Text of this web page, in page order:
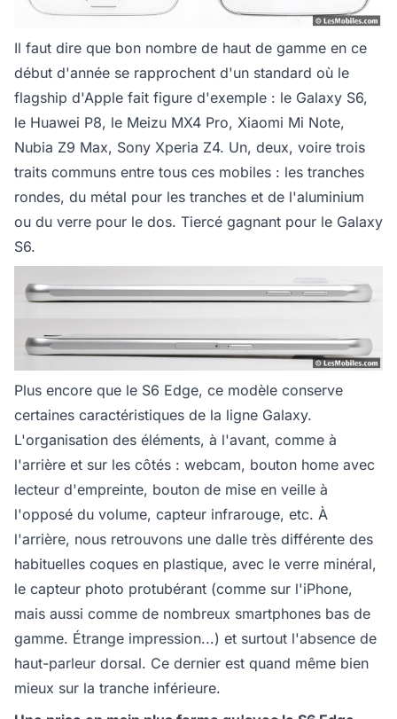
Il faut dire que bon nombre de haut de gamme en ce
début d'année se rapprochent d'un standard où le
flagship d'Apple fait figure d'exemple : le Galaxy S6,
le Huawei P8, le Meizu MX4 Pro, Xiaomi Mi Note,
Nubia Z9 Max, Sony Xperia Z4. Un, deux, voire trois
traits communs entre tous ces mobiles : les tranches
rondes, du métal pour les tranches et de l'aluminium
ou du verre pour le dos. Tiercé gagnant pour le Galaxy
S6.
Plus encore que le S6 Edge, ce modèle conserve
certaines caractéristiques de la ligne Galaxy.
L'organisation des éléments, à l'avant, comme à
l'arrière et sur les côtés : webcam, bouton home avec
lecteur d'empreinte, bouton de mise en veille à
l'opposé du volume, capteur infrarouge, etc. À
l'arrière, nous retrouvons une dalle très différente des
habituelles coques en plastique, avec le verre minéral,
le capteur photo protubérant (comme sur l'iPhone,
mais aussi comme de nombreux smartphones bas de
gamme. Étrange impression...) et surtout l'absence de
haut-parleur dorsal. Ce dernier est quand même bien
mieux sur la tranche inférieure.